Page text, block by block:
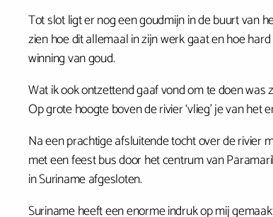
Tot slot ligt er nog een goudmijn in de buurt van
zien hoe dit allemaal in zijn werk gaat en hoe
winning van goud.
Wat ik ook ontzettend gaaf vond om te doen
Op grote hoogte boven de rivier ‘vlieg’ je van
Na een prachtige afsluitende tocht over de rivier
met een feest bus door het centrum van
in Suriname afgesloten.
Suriname heeft een enorme indruk op mij